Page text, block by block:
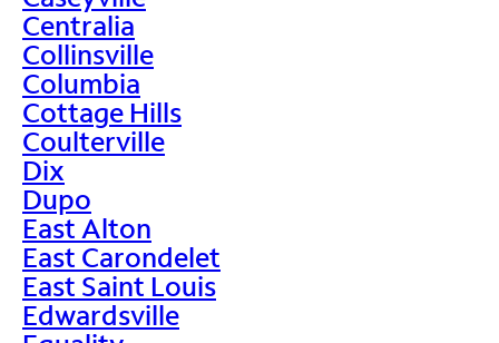
Centralia
Collinsville
Columbia
Cottage Hills
Coulterville
Dix
Dupo
East Alton
East Carondelet
East Saint Louis
Edwardsville